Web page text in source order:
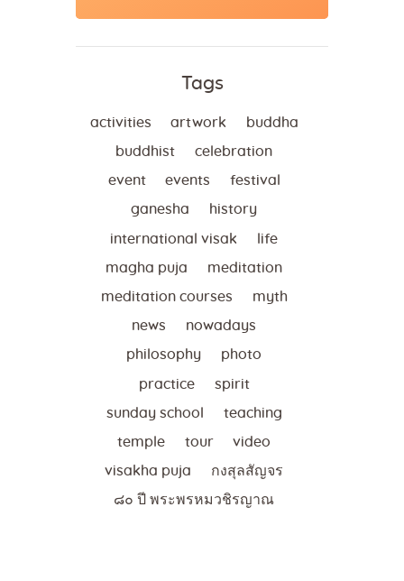
Tags
activities artwork buddha
buddhist celebration
event events festival
ganesha history
international visak life
magha puja meditation
meditation courses myth
news nowadays
philosophy photo
practice spirit
sunday school teaching
temple tour video
visakha puja กงสุลสัญจร
๘๐ ปี พระพรหมวชิรญาณ